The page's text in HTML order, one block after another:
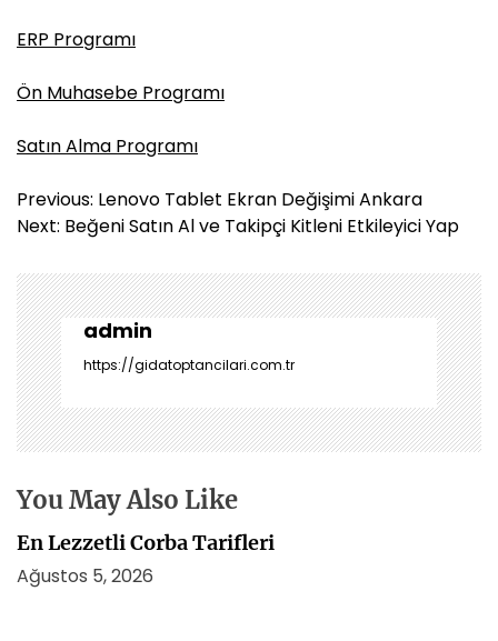
ERP Programı
Ön Muhasebe Programı
Satın Alma Programı
Y
a
ı
g
e
z
i
n
m
s
i
Previous: Lenovo Tablet Ekran Değişimi Ankara
Next: Beğeni Satın Al ve Takipçi Kitleni Etkileyici Yap
admin
https://gidatoptancilari.com.tr
You May Also Like
En Lezzetli Corba Tarifleri
Ağustos 5, 2026